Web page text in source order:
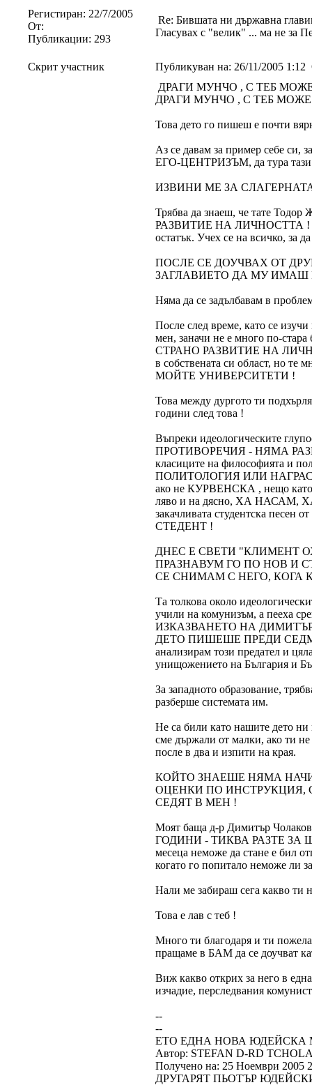
Регистиран: 22/7/2005
От:
Публикации: 293
Re: Бившата ни държавна
Гласувах с "велик" ... ма не за
Скрит участник Публикуван на: 26/11/2005 1:12
ДРАГИ МУНЧО , С ТЕБ
ДРАГИ МУНЧО , С ТЕБ
Това дето го пишеш е почти
Аз се давам за пример себе си,
ЕГО-ЦЕНТРИЗЪМ, да тура тази
ИЗВИНИ МЕ ЗА
Трябва да знаеш, че тате
РАЗВИТИЕ НА ЛИЧНОСТТА !
остатък. Учех се на всичко, за
ПОСЛЕ СЕ ДОУЧВАХ ОТ
ЗАГЛАВИЕТО ДА МУ ИМАШ
Няма да се задълбавам в
После след време, като се
мен, заначи не е много по-
СТРАНО РАЗВИТИЕ НА
в собствената си област,
МОЙТЕ УНИВЕРСИТЕТИ !
Това между дургото ти
години след това !
Въпреки идеологическите
ПРОТИВОРЕЧИЯ - НЯМА
класиците на философията и
ПОЛИТОЛОГИЯ ИЛИ
ако не КУРВЕНСКА , нещо
ляво и на дясно, ХА
закачливата студентска песен
СТЕДЕНТ !
ДНЕС Е СВЕТИ "КЛИМЕНТ
ПРАЗНАВУМ ГО ПО НОВ И
СЕ СНИМАМ С НЕГО, КОГА
Та толкова около
учили на комунизъм, а пееха
ИЗКАЗВАНЕТО НА
ДЕТО ПИШЕШЕ ПРЕДИ СЕДМИЦА
анализирам този предател и
унищожението на България и
За западното образование,
разберше системата им.
Не са били като нашите дето ни
сме държали от малки, ако ти
после в два и изпити на края.
КОЙТО ЗНАЕШЕ НЯМА
ОЦЕНКИ ПО ИНСТРУКЦИЯ,
СЕДЯТ В МЕН !
Моят баща д-р Димитър
ГОДИНИ - ТИКВА РАЗТЕ ЗА
месеца неможе да стане е бил
когато го попитало неможе ли
Нали ме забираш сега какво ти
Това е лав с теб !
Много ти благодаря и ти
пращаме в БАМ да се доучват
Виж какво открих за него в
изчадие, перследвания
--
--
ЕТО ЕДНА НОВА ЮДЕЙСКА
Автор: STEFAN D-RD
Получено на: 25 Ноември 2005
ДРУГАРЯТ ПЬОТЪР